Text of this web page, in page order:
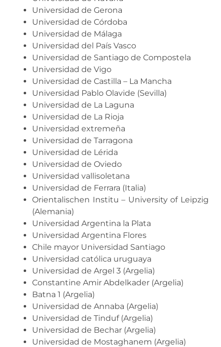
Universidad de Gerona
Universidad de Córdoba
Universidad de Málaga
Universidad del País Vasco
Universidad de Santiago de Compostela
Universidad de Vigo
Universidad de Castilla – La Mancha
Universidad Pablo Olavide (Sevilla)
Universidad de La Laguna
Universidad de La Rioja
Universidad extremeña
Universidad de Tarragona
Universidad de Lérida
Universidad de Oviedo
Universidad vallisoletana
Universidad de Ferrara (Italia)
Orientalischen Institu – University of Leipzig
(Alemania)
Universidad Argentina la Plata
Universidad Argentina Flores
Chile mayor Universidad Santiago
Universidad católica uruguaya
Universidad de Argel 3 (Argelia)
Constantine Amir Abdelkader (Argelia)
Batna 1 (Argelia)
Universidad de Annaba (Argelia)
Universidad de Tinduf (Argelia)
Universidad de Bechar (Argelia)
Universidad de Mostaghanem (Argelia)